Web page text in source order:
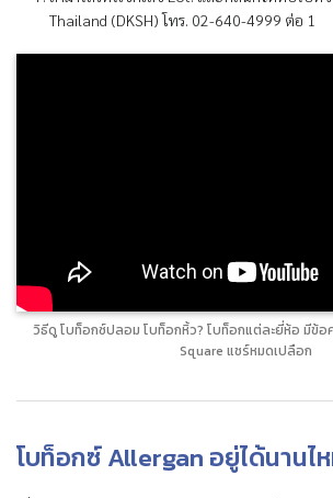
Thailand (DKSH) โทร. 02-640-4999 ต่อ 1
วิธีดู โบท็อกซ์ปลอม โบท็อกหิ้ว? โบท็อกแต่ละยี่ห้อ มีข้อ
Square แชร์หมดเปลือก
โบท็อกซ์ Allergan อยู่ได้นานไ